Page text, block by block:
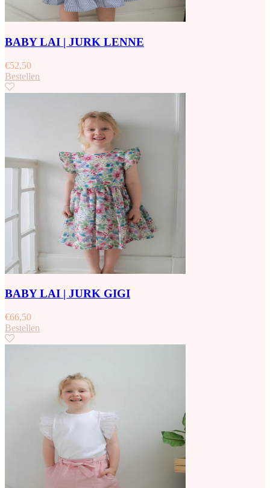
BABY LAI | JURK LENNE
€52,50
Bestellen
BABY LAI | JURK GIGI
€66,50
Bestellen